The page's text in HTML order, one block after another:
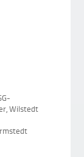
Wilstedt